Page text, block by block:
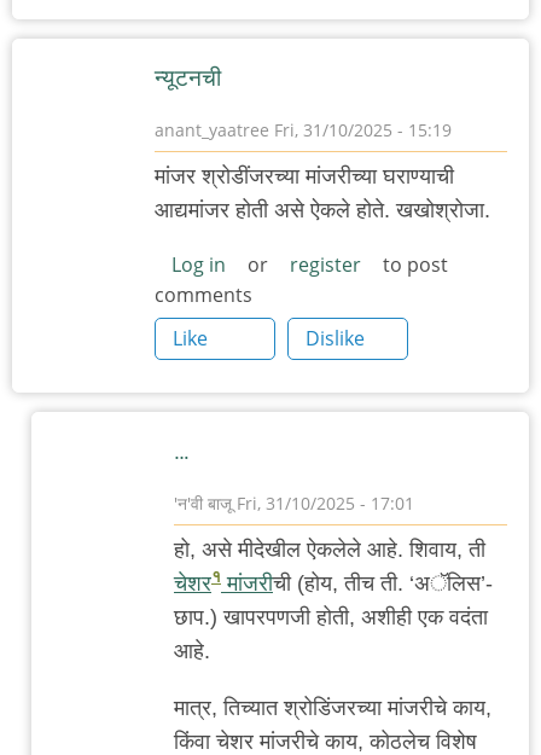
न्यूटनची
anant_yaatree Fri, 31/10/2025 - 15:19
मांजर श्रोडींजरच्या मांजरीच्या घराण्याची
आद्यमांजर होती असे ऐकले होते. खखोश्रोजा.
Log in or register
to post
comments
Like
Dislike
…
'न'वी बाजू Fri, 31/10/2025 - 17:01
In
reply
to
न्यूटनची
anant_yaatree
हो, असे मीदेखील ऐकलेले आहे. शिवाय, ती
चेशर१ मांजरीची (होय, तीच ती. ‘अॅलिस’-
छाप.) खापरपणजी होती, अशीही एक वदंता
आहे.
मात्र, तिच्यात श्रोडिंजरच्या मांजरीचे काय,
किंवा चेशर मांजरीचे काय, कोठलेच विशेष